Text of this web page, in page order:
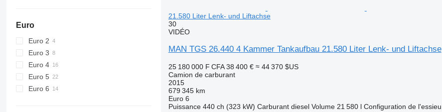
Euro
Euro 2
Euro 3
Euro 4
Euro 5
Euro 6
21.580 Liter Lenk- und Liftachse
30
VIDÉO
MAN TGS 26.440 4 Kammer Tankaufbau 21.580 Liter Lenk- und Liftachse
25 180 000 F CFA 38 400 € ≈ 44 370 $US
Camion de carburant
2015
679 345 km
Euro 6
Puissance 440 ch (323 kW) Carburant diesel Volume 21 580 l Configuration de l'essieu